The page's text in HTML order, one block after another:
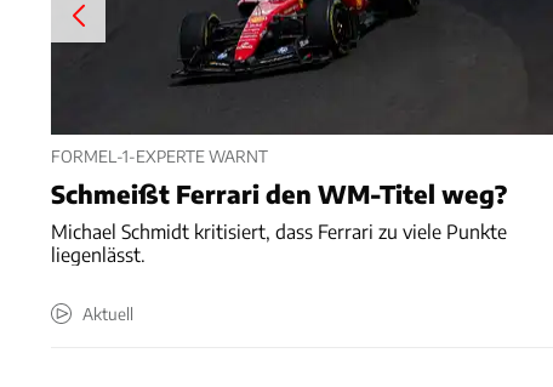
FORMEL-1-EXPERTE WARNT
Schmeißt Ferrari den WM-Titel weg?
Michael Schmidt kritisiert, dass Ferrari zu viele Punkte
liegenlässt.
Aktuell